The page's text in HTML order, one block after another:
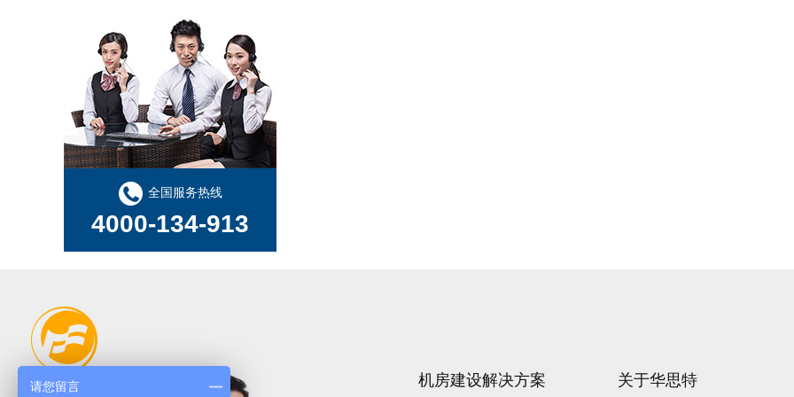
全国服务热线
4000-134-913
机房建设解决方案 关于华思特
请您留言